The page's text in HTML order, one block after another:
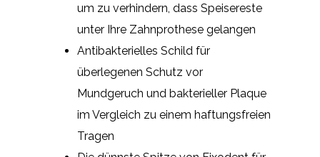
um zu verhindern, dass Speisereste
unter Ihre Zahnprothese gelangen
Antibakterielles Schild für
überlegenen Schutz vor
Mundgeruch und bakterieller Plaque
im Vergleich zu einem haftungsfreien
Tragen